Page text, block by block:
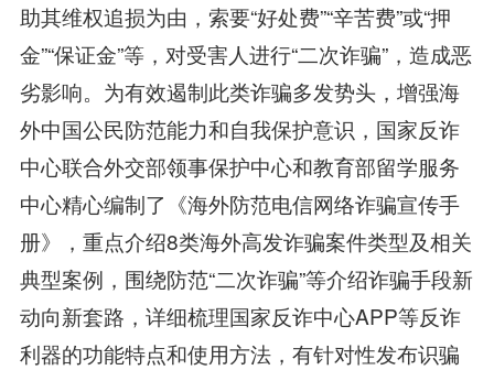
助其维权追损为由，索要“好处费”“辛苦费”或“押
金”“保证金”等，对受害人进行“二次诈骗”，造成恶
劣影响。为有效遏制此类诈骗多发势头，增强海
外中国公民防范能力和自我保护意识，国家反诈
中心联合外交部领事保护中心和教育部留学服务
中心精心编制了《海外防范电信网络诈骗宣传手
册》，重点介绍8类海外高发诈骗案件类型及相关
典型案例，围绕防范“二次诈骗”等介绍诈骗手段新
动向新套路，详细梳理国家反诈中心APP等反诈
利器的功能特点和使用方法，有针对性发布识骗